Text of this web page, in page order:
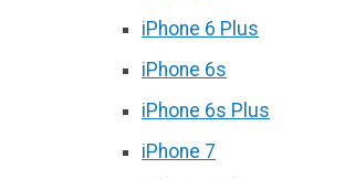
iPhone 6 Plus
iPhone 6s
iPhone 6s Plus
iPhone 7